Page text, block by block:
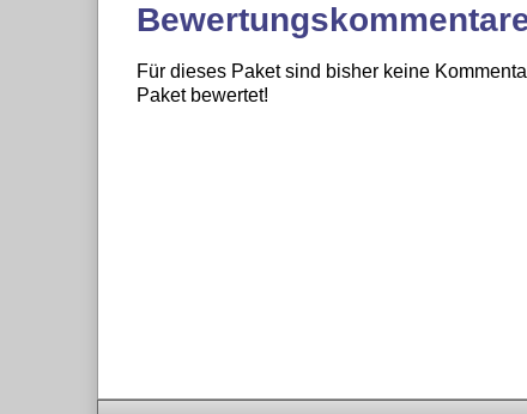
Für dieses Paket sind bisher keine
Paket bewertet!